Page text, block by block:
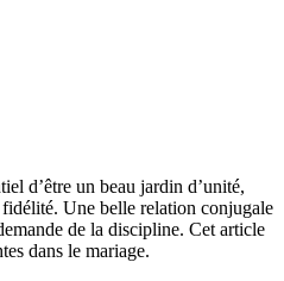
d’être un beau jardin d’unité,
Une belle relation conjugale
de la discipline. Cet article
dans le mariage.